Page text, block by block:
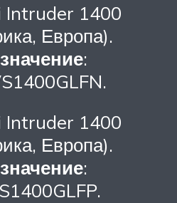
Intruder 1400
Европа).
:
Intruder 1400
Европа).
: